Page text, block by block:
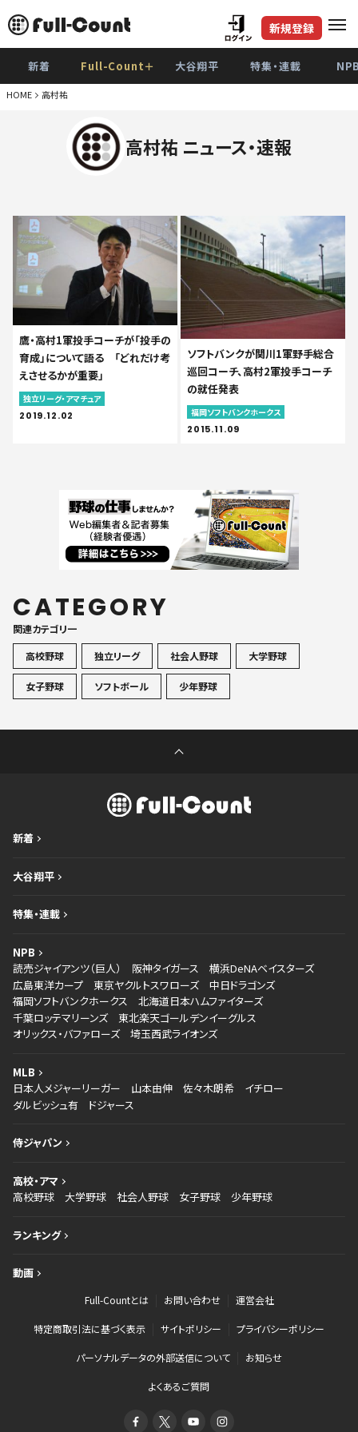
新規登録
新着 Full-Count＋ 大谷翔平 特集・連載
HOME 高村祐
高村祐 ニュース・速報
鷹・高村1軍投手コーチが「投手の
育成」について語る 「どれだけ考
えさせるかが重要」
独立リーグ・アマチュア
2019.12.02
ソフトバンクが関川1軍野手総合
巡回コーチ、高村2軍投手コーチ
の就任発表
福岡ソフトバンクホークス
2015.11.09
CATEGORY
関連カテゴリ一
高校野球
独立リーグ 社会人野球 大学野球
女子野球 ソフトボール 少年野球
新着
大谷翔平
特集・連載
NPB
読売ジャイアンツ（巨人）
阪神タイガース
横浜DeNAベイスターズ
広島東洋カープ
東京ヤクルトスワローズ
中日ドラゴンズ
福岡ソフトバンクホークス
北海道日本ハムファイターズ
千葉ロッテマリーンズ
東北楽天ゴールデンイーグルス
オリックス・バファローズ
埼玉西武ライオンズ
MLB
日本人メジャーリーガー
山本由伸 佐々木朗希
イチロー
ダルビッシュ有
ドジャース
侍ジャパン
高校・アマ
高校野球
大学野球 社会人野球 女子野球 少年野球
ランキング
動画
Full-Countとは お問い合わせ 運営会社
特定商取引法に基づく表示 サイトポリシー プライバシーポリシー
パーソナルデータの外部送信について お知らせ
よくあるご質問